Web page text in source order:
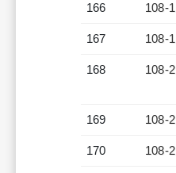
166 108-1
167 108-1
168 108-2
169 108-2
170 108-2